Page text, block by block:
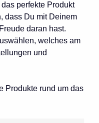
perfekte Produkt
dass Du mit Deinem
daran hast.
welches am
und
Produkte rund um das